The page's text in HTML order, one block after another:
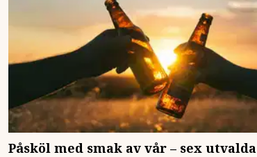
Påsköl med smak av vår – sex utvalda